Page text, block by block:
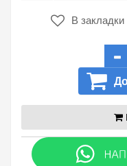
В закладки